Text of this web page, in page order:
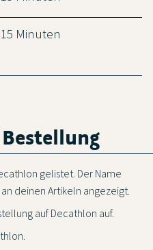
Minuten
gelistet. Der Name
deinen Artikeln angezeigt.
auf Decathlon auf.